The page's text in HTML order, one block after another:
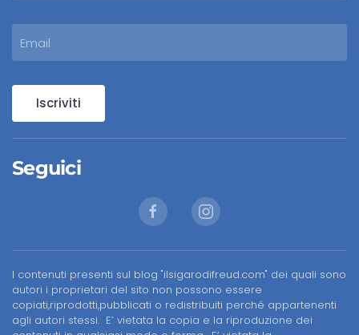
Iscriviti
Seguici
I contenuti presenti sul blog "ilsigarodifreud.com" dei quali sono
autori i proprietari del sito non possono essere
copiati,riprodotti,pubblicati o redistribuiti perché appartenenti
agli autori stessi. E’ vietata la copia e la riproduzione dei